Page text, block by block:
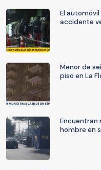
El
accidente
Menor de
piso en La
Encuentran
hombre en